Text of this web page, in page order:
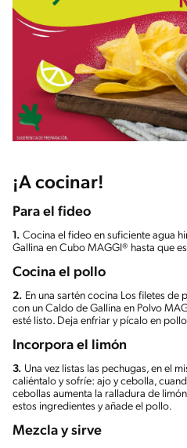
¡A cocinar!
Para el fideo
1. Cocina el fideo en suficiente agua
Gallina en Cubo MAGGI® hasta que
Cocina el pollo
2. En una sartén cocina Los filetes de
con un Caldo de Gallina en Polvo
esté listo. Deja enfriar y pícalo en
Incorpora el limón
3. Una vez listas las pechugas, en el
caliéntalo y sofríe: ajo y cebolla,
cebollas aumenta la ralladura de
estos ingredientes y añade el pollo.
Mezcla y sirve